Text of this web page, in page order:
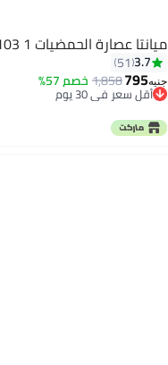
ميانتا عصارة الحمضيات 1 L 40 W CP103 أبيض
3.7
51
جنيه795
1,858خصم 57%
أقل سعر في 30 يوم
أقل سعر في 30 يوم